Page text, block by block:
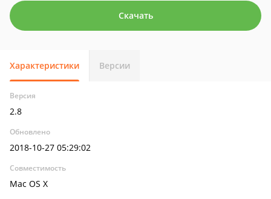
Скачать
Характеристики Версии
Версия
2.8
Обновлено
2018-10-27 05:29:02
Совместимость
Mac OS X